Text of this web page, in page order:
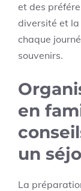
et des
diversité et la
chaque
souvenirs.
en
un
La